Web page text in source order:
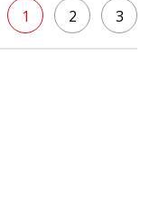
1 2 3